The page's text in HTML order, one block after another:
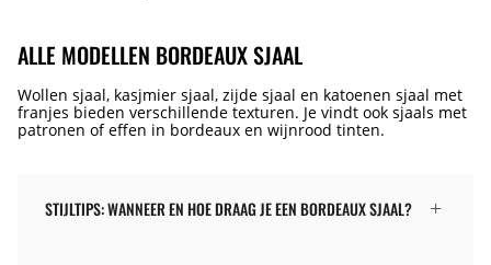
ALLE MODELLEN BORDEAUX SJAAL
Wollen sjaal, kasjmier sjaal, zijde sjaal en katoenen sjaal met
franjes bieden verschillende texturen. Je vindt ook sjaals met
patronen of effen in bordeaux en wijnrood tinten.
STIJLTIPS: WANNEER EN HOE DRAAG JE EEN BORDEAUX SJAAL?